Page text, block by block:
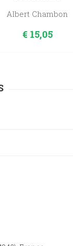
Albert Chambon
€15,05